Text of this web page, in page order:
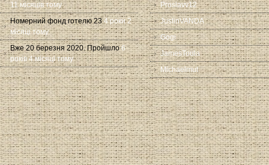
11 місяців тому
Номерний фонд готелю 23 4 роки 2
місяці тому
Вже 20 березня 2020. Пройшло 6
років 4 місяці тому
Proslavv12
JustinVANDA
Gogi
JamesToula
Michaelmut